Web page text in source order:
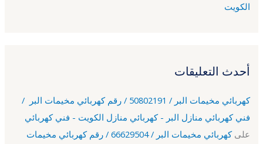
الكويت
أحدث التعليقات
كهربائي مخيمات البر / 50802191 / رقم كهربائي مخيمات البر /
فني كهربائي منازل البر - كهربائي منازل الكويت - فني كهربائي
على
كهربائي مخيمات البر / 66629504 / رقم كهربائي مخيمات